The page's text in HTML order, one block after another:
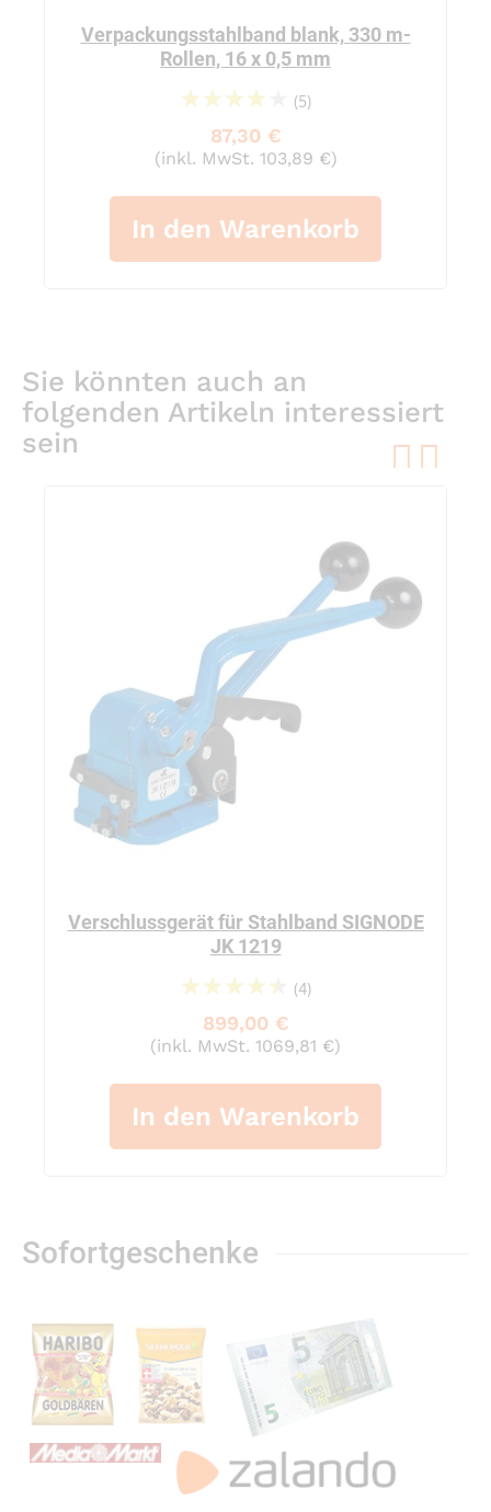
Sofortgeschenke
Verpackungsstahlband blank, 330 m-
Rollen, 16 x 0,5 mm
86%
(5)
87,30 €
(inkl. MwSt. 103,89 €)
In den Warenkorb
Sie könnten auch an
folgenden Artikeln interessiert
sein
Verschlussgerät für Stahlband SIGNODE
JK 1219
93%
(4)
899,00 €
(inkl. MwSt. 1069,81 €)
In den Warenkorb